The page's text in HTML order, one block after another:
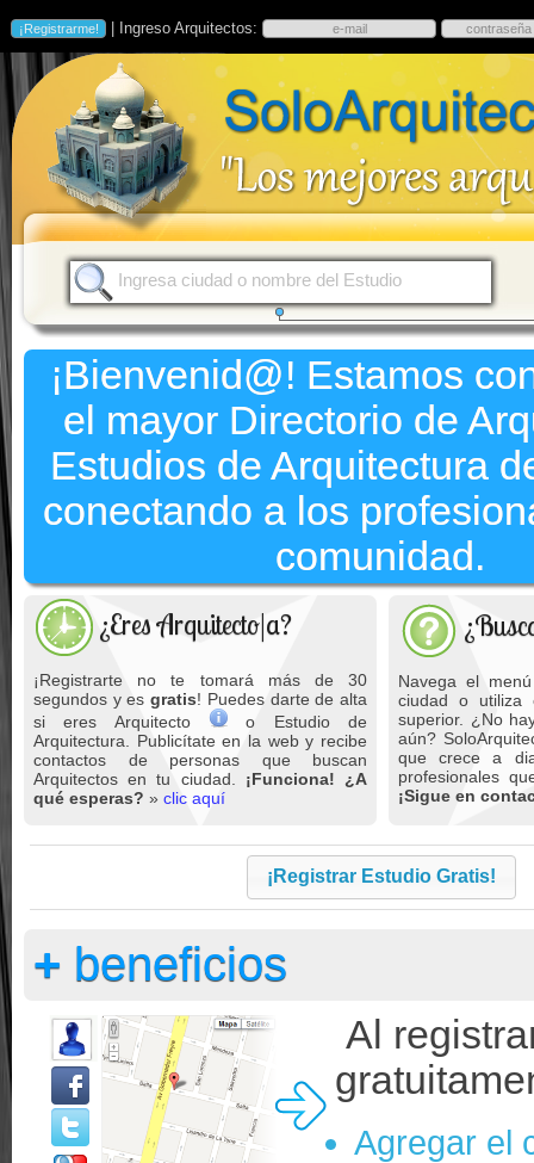
| Ingreso Arquitectos:
¡Bienvenid@! Estamos
el mayor Directorio de
Estudios de Arquitectura
conectando a los
comunidad.
¿Eres Arquitecto|a?
¡Registrarte no te tomará más de 30
segundos y esgratis! Puedes darte de alta
si eres Arquitecto
o Estudio de
Arquitectura. Publicítate en la web y recibe
contactos de personas que buscan
Arquitectos en tu ciudad. ¡Funciona! ¿A
qué esperas? » clic aquí
Navega el
ciudad o utiliza
superior. ¿No
aún?
que crece a
profesionales
¡Sigue en
¡Registrar Estudio Gratis!
+ beneficios
Al
Agregar el